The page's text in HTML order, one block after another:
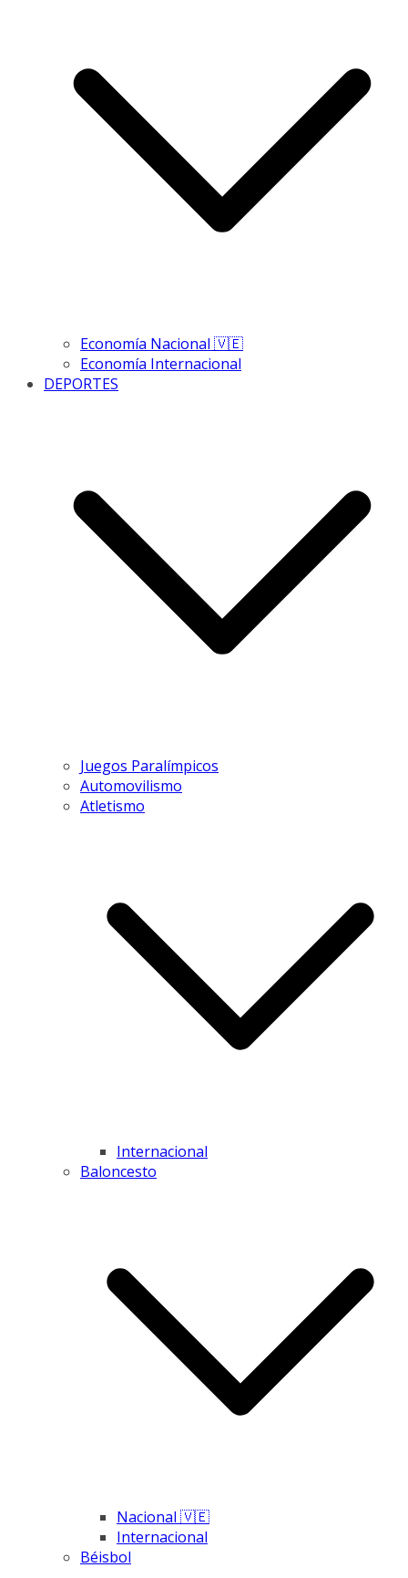
Economía Nacional 🇻🇪
Economía Internacional
DEPORTES
Juegos Paralímpicos
Automovilismo
Atletismo
Internacional
Baloncesto
Nacional 🇻🇪
Internacional
Béisbol